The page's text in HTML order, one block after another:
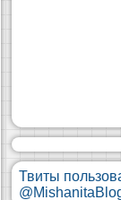
Твиты